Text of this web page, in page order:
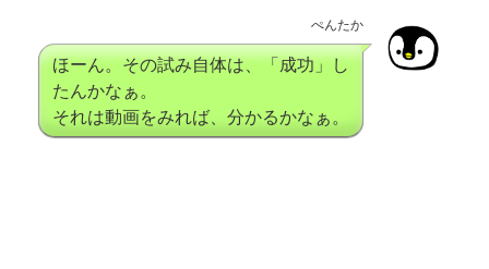
ぺんたか
ほーん。その試み自体は、「成功」し
たんかなぁ。
それは動画をみれば、分かるかなぁ。